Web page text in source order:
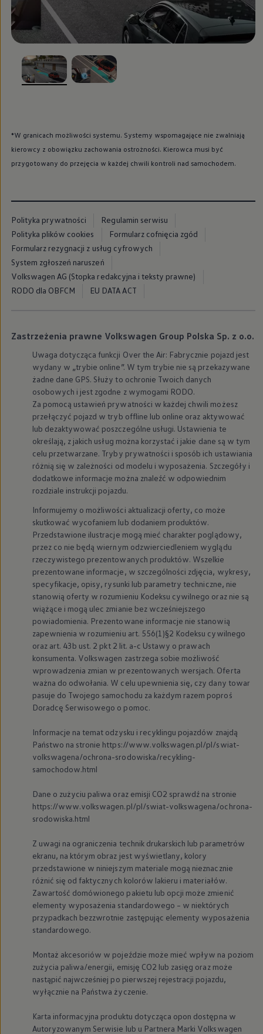
, 1 z 2
*W granicach możliwości systemu. Systemy wspomagające nie zwalniają
kierowcy z obowiązku zachowania ostrożności. Kierowca musi być
przygotowany do przejęcia w każdej chwili kontroli nad samochodem.
Polityka prywatności
Regulamin serwisu
Polityka plików cookies
Formularz cofnięcia zgód
Formularz rezygnacji z usług cyfrowych
System zgłoszeń naruszeń
Volkswagen AG (Stopka redakcyjna i teksty prawne)
RODO dla OBFCM
EU DATA ACT
Zastrzeżenia prawne Volkswagen Group Polska Sp. z o.o.
Uwaga dotycząca funkcji Over the Air: Fabrycznie pojazd jest
wydany w „trybie online”. W tym trybie nie są przekazywane
żadne dane GPS. Służy to ochronie Twoich danych
osobowych i jest zgodne z wymogami RODO.
Za pomocą ustawień prywatności w każdej chwili możesz
przełączyć pojazd w tryb offline lub online oraz aktywować
lub dezaktywować poszczególne usługi. Ustawienia te
określają, z jakich usług można korzystać i jakie dane są w tym
celu przetwarzane. Tryby prywatności i sposób ich ustawiania
różnią się w zależności od modelu i wyposażenia. Szczegóły i
dodatkowe informacje można znaleźć w odpowiednim
rozdziale instrukcji pojazdu.
Informujemy o możliwości aktualizacji oferty, co może
skutkować wycofaniem lub dodaniem produktów.
Przedstawione ilustracje mogą mieć charakter poglądowy,
przez co nie będą wiernym odzwierciedleniem wyglądu
rzeczywistego prezentowanych produktów. Wszelkie
prezentowane informacje, w szczególności zdjęcia, wykresy,
specyfikacje, opisy, rysunki lub parametry techniczne, nie
stanowią oferty w rozumieniu Kodeksu cywilnego oraz nie są
wiążące i mogą ulec zmianie bez wcześniejszego
powiadomienia. Prezentowane informacje nie stanowią
zapewnienia w rozumieniu art. 556(1)§2 Kodeksu cywilnego
oraz art. 43b ust. 2 pkt 2 lit. a-c Ustawy o prawach
konsumenta. Volkswagen zastrzega sobie możliwość
wprowadzenia zmian w prezentowanych wersjach. Oferta
ważna do odwołania. W celu upewnienia się, czy dany towar
pasuje do Twojego samochodu za każdym razem poproś
Doradcę Serwisowego o pomoc.
Informacje na temat odzysku i recyklingu pojazdów znajdą
Państwo na stronie https://www.volkswagen.pl/pl/swiat-
volkswagena/ochrona-srodowiska/recykling-
samochodow.html
Dane o zużyciu paliwa oraz emisji CO2 sprawdź na stronie
https://www.volkswagen.pl/pl/swiat-volkswagena/ochrona-
srodowiska.html
Z uwagi na ograniczenia technik drukarskich lub parametrów
ekranu, na którym obraz jest wyświetlany, kolory
przedstawione w niniejszym materiale mogą nieznacznie
różnić się od faktycznych kolorów lakieru i materiałów.
Zawartość domówionego pakietu lub opcji może zmienić
elementy wyposażenia standardowego – w niektórych
przypadkach bezzwrotnie zastępując elementy wyposażenia
standardowego.
Montaż akcesoriów w pojeździe może mieć wpływ na poziom
zużycia paliwa/energii, emisję CO2 lub zasięg oraz może
nastąpić najwcześniej po pierwszej rejestracji pojazdu,
wyłącznie na Państwa życzenie.
Karta informacyjna produktu dotycząca opon dostępna w
Autoryzowanym Serwisie lub u Partnera Marki Volkswagen